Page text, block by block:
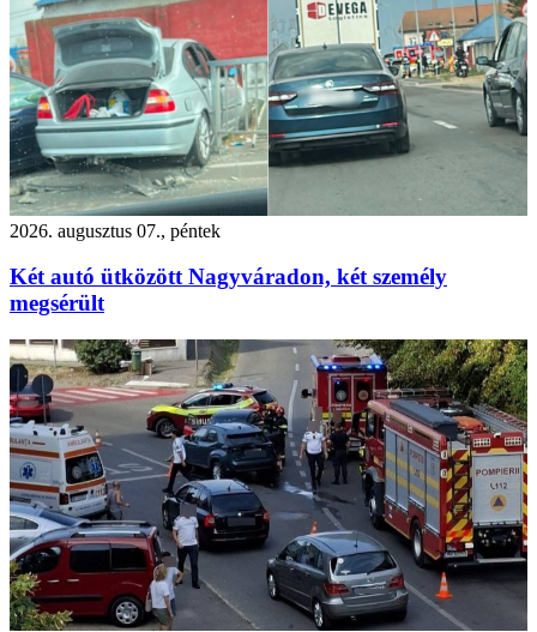
2026. augusztus 07., péntek
Két autó ütközött Nagyváradon, két személy
megsérült